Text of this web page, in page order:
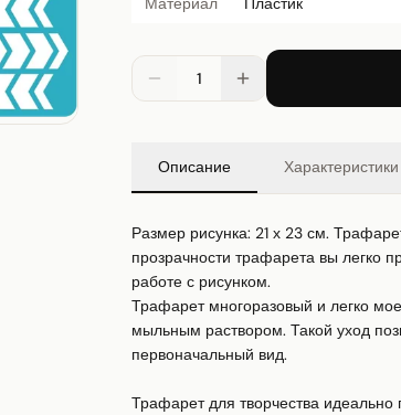
1
Описание Характеристики
Размер рисунка: 21 х 23 см.
прозрачности трафарета вы легко
работе с рисунком.
Трафарет многоразовый и легко
мыльным раствором. Такой уход
первоначальный вид.
Трафарет для творчества идеально